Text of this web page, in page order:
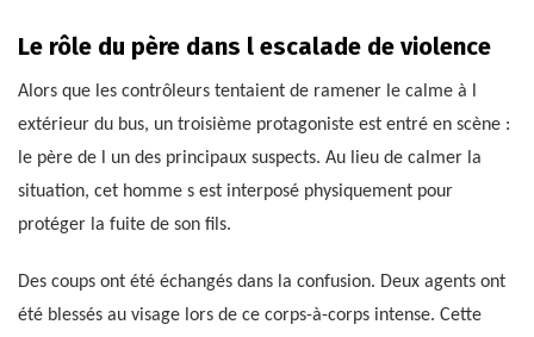
Le rôle du père dans l escalade de violence
Alors que les contrôleurs tentaient de ramener le calme à l
extérieur du bus, un troisième protagoniste est entré en scène :
le père de l un des principaux suspects. Au lieu de calmer la
situation, cet homme s est interposé physiquement pour
protéger la fuite de son fils.
Des coups ont été échangés dans la confusion. Deux agents ont
été blessés au visage lors de ce corps-à-corps intense. Cette